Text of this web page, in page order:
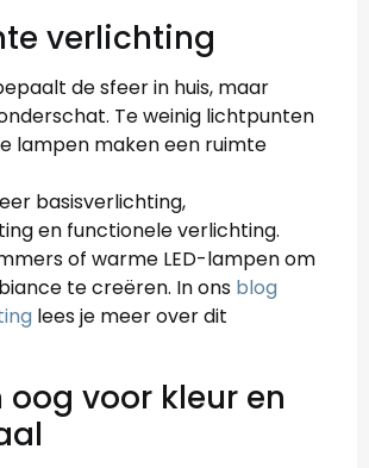
verlichting
de sfeer in huis, maar
Te weinig lichtpunten
lampen maken een ruimte
basisverlichting,
en functionele verlichting.
of warme LED-lampen om
te creëren. In ons blog
lees je meer over dit
oog voor kleur en